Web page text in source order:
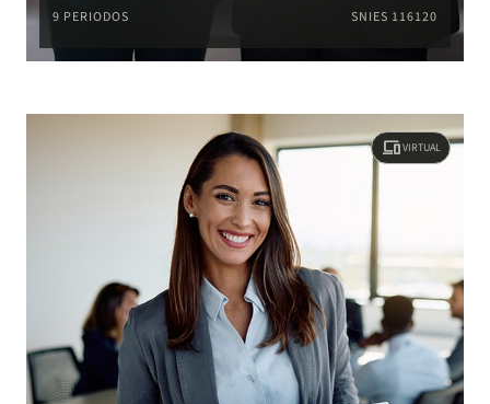
9 PERIODOS SNIES 116120
devicesVIRTUAL